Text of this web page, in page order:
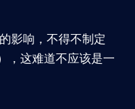
影响，不得不制定
，这难道不应该是一